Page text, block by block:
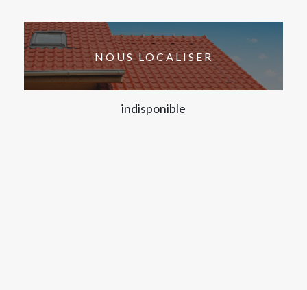
NOUS LOCALISER
indisponible